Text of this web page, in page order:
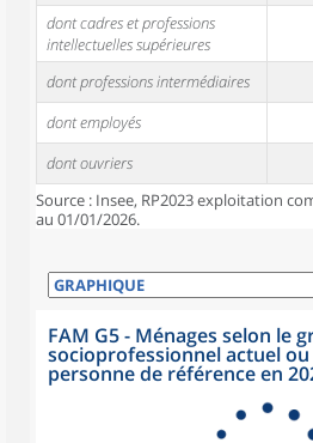
dont cadres et professions
intellectuelles supérieures
dont professions intermédiaires
dont employés
dont ouvriers
Source : Insee, RP2023 exploitation
au 01/01/2026.
FAM G5 - Ménages selon le
socioprofessionnel actuel
personne de référence en